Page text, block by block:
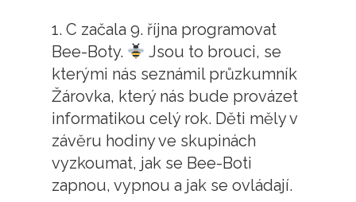
1. C začala 9. října programovat
Bee-Boty.
Jsou to brouci, se
kterými nás seznámil průzkumník
Žárovka, který nás bude provázet
informatikou celý rok. Děti měly v
závěru hodiny ve skupinách
vyzkoumat, jak se Bee-Boti
zapnou, vypnou a jak se ovládají.